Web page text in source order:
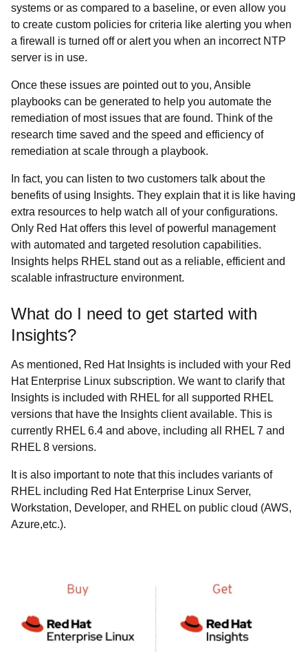
systems or as compared to a baseline, or even allow you
to create custom policies for criteria like alerting you when
a firewall is turned off or alert you when an incorrect NTP
server is in use.
Once these issues are pointed out to you, Ansible
playbooks can be generated to help you automate the
remediation of most issues that are found. Think of the
research time saved and the speed and efficiency of
remediation at scale through a playbook.
In fact, you can listen to two customers talk about the
benefits of using Insights. They explain that it is like having
extra resources to help watch all of your configurations.
Only Red Hat offers this level of powerful management
with automated and targeted resolution capabilities.
Insights helps RHEL stand out as a reliable, efficient and
scalable infrastructure environment.
What do I need to get started with
Insights?
As mentioned, Red Hat Insights is included with your Red
Hat Enterprise Linux subscription. We want to clarify that
Insights is included with RHEL for all supported RHEL
versions that have the Insights client available. This is
currently RHEL 6.4 and above, including all RHEL 7 and
RHEL 8 versions.
It is also important to note that this includes variants of
RHEL including Red Hat Enterprise Linux Server,
Workstation, Developer, and RHEL on public cloud (AWS,
Azure,etc.).